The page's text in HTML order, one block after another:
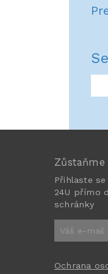
Přihlaste
24U přímo
schránky
Ochrana